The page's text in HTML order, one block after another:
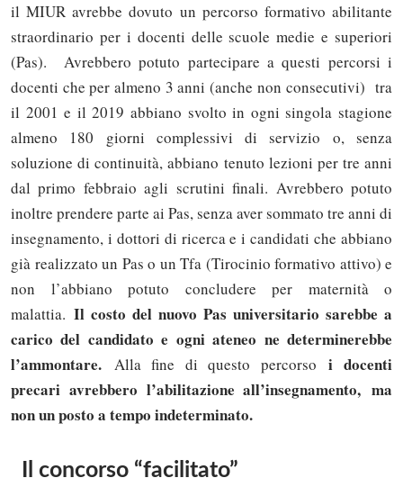
il MIUR avrebbe dovuto un percorso formativo abilitante
straordinario per i docenti delle scuole medie e superiori
(Pas). Avrebbero potuto partecipare a questi percorsi i
docenti che per almeno 3 anni (anche non consecutivi) tra
il 2001 e il 2019 abbiano svolto in ogni singola stagione
almeno 180 giorni complessivi di servizio o, senza
soluzione di continuità, abbiano tenuto lezioni per tre anni
dal primo febbraio agli scrutini finali. Avrebbero potuto
inoltre prendere parte ai Pas, senza aver sommato tre anni di
insegnamento, i dottori di ricerca e i candidati che abbiano
già realizzato un Pas o un Tfa (Tirocinio formativo attivo) e
non l’abbiano potuto concludere per maternità o
malattia. Il costo del nuovo Pas universitario sarebbe a
carico del candidato e ogni ateneo ne determinerebbe
l’ammontare. Alla fine di questo percorso i docenti
precari avrebbero l’abilitazione all’insegnamento, ma
non un posto a tempo indeterminato.
Il concorso “facilitato”